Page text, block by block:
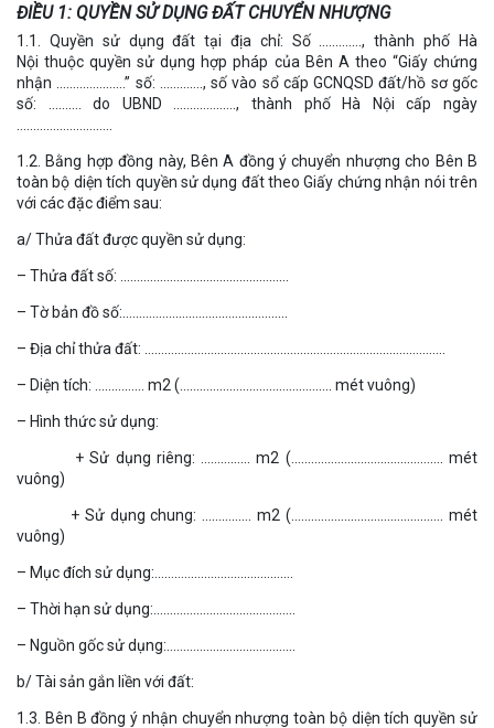
ĐIỀU 1: QUYỀN SỬ DỤNG ĐẤT CHUYỂN NHƯỢNG
1.1. Quyền sử dụng đất tại địa chỉ: Số …………., thành phố Hà
Nội thuộc quyền sử dụng hợp pháp của Bên A theo “Giấy chứng
nhận …………………” số: …………., số vào sổ cấp GCNQSD đất/hồ sơ gốc
số: ………. do UBND ………………., thành phố Hà Nội cấp ngày
1.2. Bằng hợp đồng này, Bên A đồng ý chuyển nhượng cho Bên B
toàn bộ diện tích quyền sử dụng đất theo Giấy chứng nhận nói trên
với các đặc điểm sau:
a/ Thửa đất được quyền sử dụng:
– Thửa đất số: ……………………………………………
– Tờ bản đồ số:…………………………………………..
– Địa chỉ thửa đất: ……………………………………………………………………………….
– Diện tích: …………… m2 (………………………………………. mét vuông)
– Hình thức sử dụng:
+ Sử dụng riêng: …………… m2 (………………………………………. mét
vuông)
+ Sử dụng chung: …………… m2 (………………………………………. mét
vuông)
– Mục đích sử dụng:……………………………………
– Thời hạn sử dụng:…………………………………….
– Nguồn gốc sử dụng:…………………………………
b/ Tài sản gắn liền với đất:
1.3. Bên B đồng ý nhận chuyển nhượng toàn bộ diện tích quyền sử